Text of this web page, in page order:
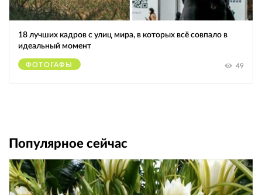
18 лучших кадров с улиц мира, в которых всё совпало в
идеальный момент
ФОТОГАФЫ 49
Популярное сейчас